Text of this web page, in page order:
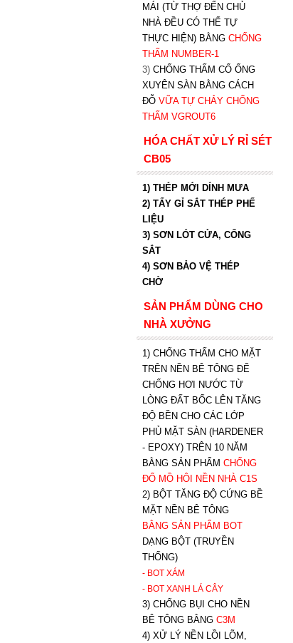
MÁI (TỪ THỢ ĐẾN CHỦ
NHÀ ĐỀU CÓ THỂ TỰ
THỰC HIỆN) BẰNG CHỐNG
THẤM NUMBER-1
3) CHỐNG THẤM CỔ ỐNG
XUYÊN SÀN BẰNG CÁCH
ĐỖ VỮA TỰ CHẢY CHỐNG
THẤM VGROUT6
HÓA CHẤT XỬ LÝ RỈ SÉT
CB05
1) THÉP MỚI DÍNH MƯA
2) TẨY GỈ SẮT THÉP PHẾ
LIỆU
3) SƠN LÓT CỬA, CỔNG
SẮT
4) SƠN BẢO VỆ THÉP
CHỜ
SẢN PHẨM DÙNG CHO
NHÀ XƯỞNG
1) CHỐNG THẤM CHO MẶT
TRÊN NỀN BÊ TÔNG ĐỂ
CHỐNG HƠI NƯỚC TỪ
LÒNG ĐẤT BỐC LÊN TĂNG
ĐỘ BỀN CHO CÁC LỚP
PHỦ MẶT SÀN (HARDENER
- EPOXY) TRÊN 10 NĂM
BẰNG SẢN PHẨM CHỐNG
ĐỔ MỒ HÔI NỀN NHÀ C1S
2) BỘT TĂNG ĐỘ CỨNG BỀ
MẶT NỀN BÊ TÔNG
BẰNG SẢN PHẨM BOT
DẠNG BỘT (TRUYỀN
THỐNG)
- BOT XÁM
- BOT XANH LÁ CÂY
3) CHỐNG BỤI CHO NỀN
BÊ TÔNG BẰNG C3M
4) XỬ LÝ NỀN LỒI LÕM,